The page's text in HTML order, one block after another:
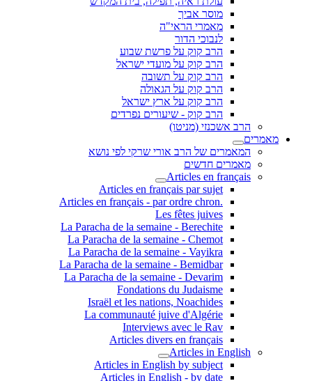
מוסר אביך
מאמרי הראי"ה
לנבוכי הדור
הרב קוק על פרשת שבוע
הרב קוק על מועדי ישראל
הרב קוק על תשובה
הרב קוק על הגאולה
הרב קוק על ארץ ישראל
הרב קוק - שיעורים נפרדים
הרב אשכנזי (מניטו)
מאמרים
המאמרים של הרב אורי שרקי לפי נושא
מאמרים חדשים
Articles en français
Articles en français par sujet
.Articles en français - par ordre chron
Les fêtes juives
La Paracha de la semaine - Berechite
La Paracha de la semaine - Chemot
La Paracha de la semaine - Vayikra
La Paracha de la semaine - Bemidbar
La Paracha de la semaine - Devarim
Fondations du Judaisme
Israël et les nations, Noachides
La communauté juive d'Algérie
Interviews avec le Rav
Articles divers en français
Articles in English
Articles in English by subject
Articles in English - by date